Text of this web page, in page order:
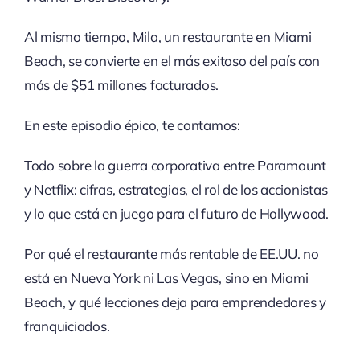
Al mismo tiempo, Mila, un restaurante en Miami
Beach, se convierte en el más exitoso del país con
más de $51 millones facturados.
En este episodio épico, te contamos:
Todo sobre la guerra corporativa entre Paramount
y Netflix: cifras, estrategias, el rol de los accionistas
y lo que está en juego para el futuro de Hollywood.
Por qué el restaurante más rentable de EE.UU. no
está en Nueva York ni Las Vegas, sino en Miami
Beach, y qué lecciones deja para emprendedores y
franquiciados.